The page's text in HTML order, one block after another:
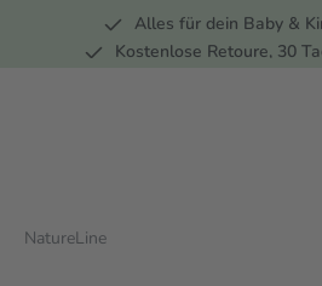
Zur Hauptnavigation springen
Alles für dein Baby &
Kostenlose Retoure, 30
NatureLine